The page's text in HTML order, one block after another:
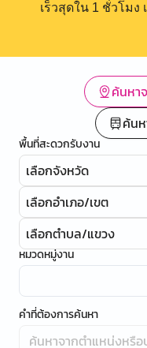
เร็วสุดใน 1 ชั่วโม
ค้นหา
ค้น
พื้นที่สะดวกรับงาน
เลือกจังหวัด
เลือกอำเภอ/เขต
เลือกตำบล/แขวง
หมวดหมู่งาน
คำที่ต้องการค้นหา